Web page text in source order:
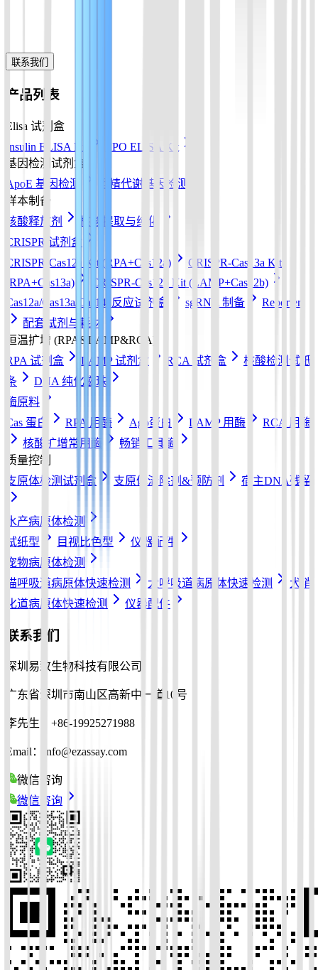
联系我们
产品列表
Elisa 试剂盒
Insulin ELISA Kit
EPO ELISA Kit
基因检测试剂盒
ApoE 基因检测
酒精代谢基因检测
样本制备
核酸释放剂
核酸提取与纯化
CRISPR 试剂盒
CRISPR-Cas12a Kit (RPA+Cas12a)
CRISPR-Cas13a Kit
(RPA+Cas13a)
CRISPR-Cas12b Kit (LAMP+Cas12b)
Cas12a/Cas13a/Cas14a反应试剂盒
sgRNA 制备
Reporter
配套试剂与耗材
恒温扩增 (RPA&LAMP&RCA)
RPA 试剂盒
LAMP 试剂盒 RCA 试剂盒
核酸检测试纸
条
DNA 纯化磁珠
酶原料
Cas 蛋白
RPA 用酶 Ago蛋白 LAMP 用酶
RCA 用酶
核酸扩增常用酶
畅销工具酶
质量控制
支原体检测试剂盒
支原体清除剂&预防剂 宿主DNA残留
水产病原体检测
试纸型
目视比色型
仪器配件
宠物病原体检测
猫呼吸道病原体快速检测
犬呼吸道病原体快速检测
犬消
化道病原体快速检测
仪器配件
联系我们
深圳易致生物科技有限公司
广东省深圳市南山区高新中一道10号
李先生：+86-19925271988
Email：info@ezassay.com
微信咨询
微信咨询